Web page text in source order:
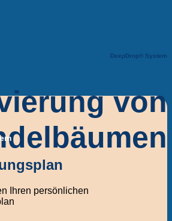
DeepDrop® System
von
Ihren persönlichen